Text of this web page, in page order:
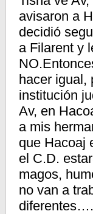
avisaron a
decidió
a Filarent y
hacer igual,
institución
Av, en
a mis
que Hacoaj
el C.D.
magos,
no van a
diferentes….